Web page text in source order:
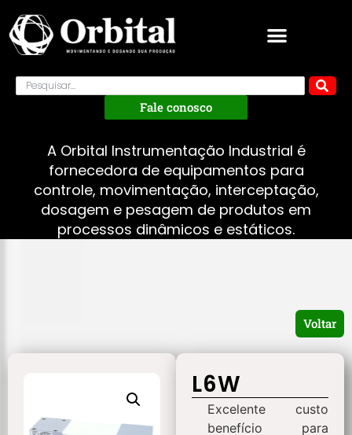
Fale conosco
A Orbital Instrumentação Industrial é
fornecedora de equipamentos para
controle, movimentação, interceptação,
dosagem e pesagem de produtos em
processos dinâmicos e estáticos.
Voltar
L6W
Excelente custo
benefício para